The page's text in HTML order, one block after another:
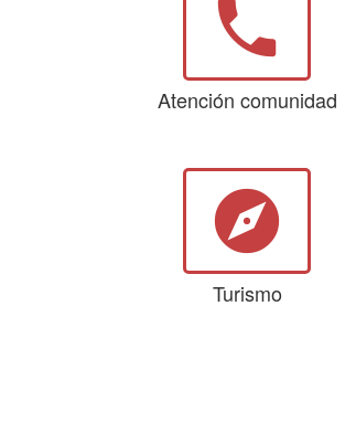
phone
Atención comunidad
explore
Turismo